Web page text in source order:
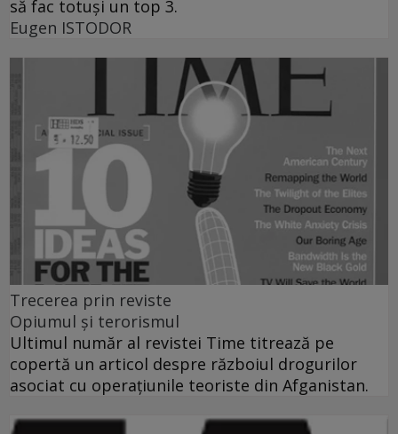
să fac totuşi un top 3.
Eugen ISTODOR
Trecerea prin reviste
Opiumul şi terorismul
Ultimul număr al revistei Time titrează pe
copertă un articol despre războiul drogurilor
asociat cu operaţiunile teoriste din Afganistan.